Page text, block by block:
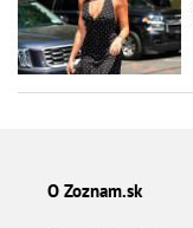
O Zoznam.sk